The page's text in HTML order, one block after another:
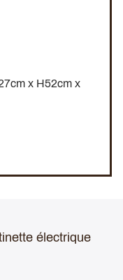
x H52cm x
électrique